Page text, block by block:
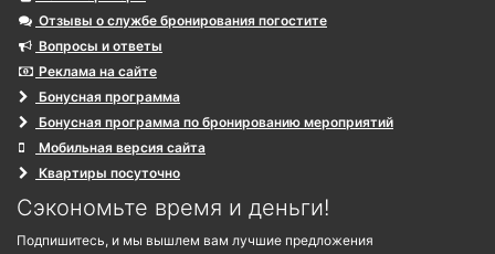
Отзывы о службе бронирования погостите
Вопросы и ответы
Реклама на сайте
Бонусная программа
Бонусная программа по бронированию мероприятий
Мобильная версия сайта
Квартиры посуточно
Сэкономьте время и деньги!
Подпишитесь, и мы вышлем вам лучшие предложения